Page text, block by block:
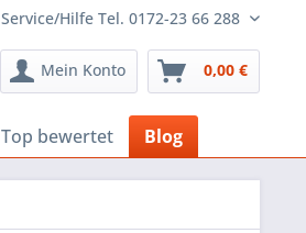
Service/Hilfe Tel. 0172-23 66 288
Mein Konto 0,00 €
Top bewertet Blog